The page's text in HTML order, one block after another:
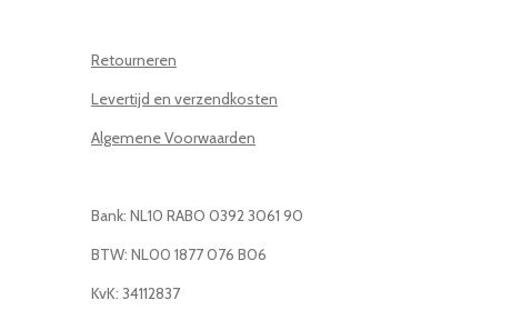
Retourneren
Levertijd en verzendkosten
Algemene Voorwaarden
Bank: NL10 RABO 0392 3061 90
BTW: NL00 1877 076 B06
KvK: 34112837